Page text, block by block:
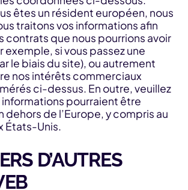
êtes un résident européen, nous
traitons vos informations afin
contrats que nous pourrions avoir
exemple, si vous passez une
le biais du site), ou autrement
nos intérêts commerciaux
ci-dessus. En outre, veuillez
pourraient être
dehors de l’Europe, y compris au
États-Unis.
D’AUTRES